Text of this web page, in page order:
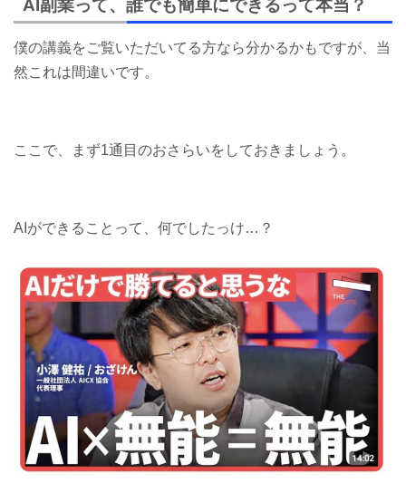
AI副業って、誰でも簡単にできるって本当？
僕の講義をご覧いただいてる方なら分かるかもですが、当
然これは間違いです。
ここで、まず1通目のおさらいをしておきましょう。
AIができることって、何でしたっけ…？